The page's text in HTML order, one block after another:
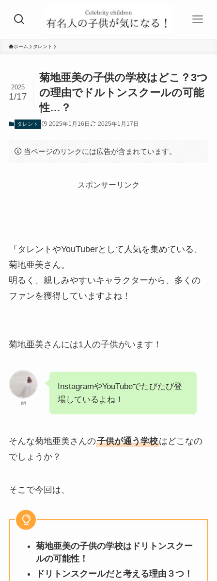
ホーム タレント
菊地亜美の子供の学校はどこ？3つ
の理由でドルトンスクールの可能
性…？
2025
1/17
タレント 2025年1月16日 2025年1月17日
当ページのリンクには広告が含まれています。
スポンサーリンク
『タレントやYouTuberとして人気を集めている、
菊地亜美さん。
明るく、親しみやすいキャラクターから、多くの
ファンを獲得していますよね！
菊地亜美さんには1人の子供がいます！
riri
InstagramやYouTubeでたびたび登
場しているよね！
そんな菊地亜美さんの子供が通う学校はどこなの
でしょうか？
そこで今回は、
菊地亜美の子供の学校はドリトンスクー
ルの可能性！
ドリトンスクールだと考える理由３つ！